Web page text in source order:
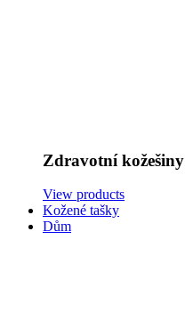
Zdravotní kožešiny
View products
Kožené tašky
Dům